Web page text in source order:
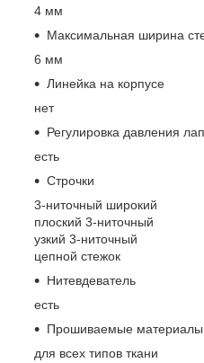
4 мм
Максимальная ширина
6 мм
Линейка на корпусе
нет
Регулировка давления
есть
Строчки
3-ниточный широкий
плоский 3-ниточный
узкий 3-ниточный
цепной стежок
Нитевдеватель
есть
Прошиваемые материалы
для всех типов ткани